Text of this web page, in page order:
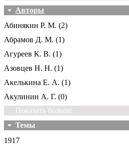
Авторы
Абинякин Р. М. (2)
Абрамов Д. М. (1)
Агуреев К. В. (1)
Азовцев Н. Н. (1)
Акелькина Е. А. (1)
Акулинин А. Г. (0)
Показать больше
Темы
1917